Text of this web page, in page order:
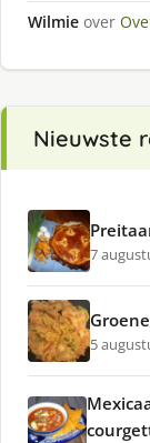
Wilmie over
Nieuwste
7
5